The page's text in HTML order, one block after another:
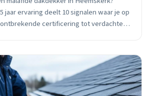
jaar ervaring deelt 10 signalen waar je op
certificering tot verdachte